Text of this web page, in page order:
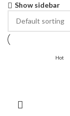
Show sidebar
Hot